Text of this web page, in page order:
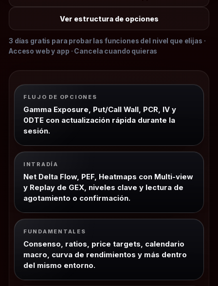
Ver estructura de opciones
3 días gratis para probar las funciones del nivel que elijas ·
Acceso web y app · Cancela cuando quieras
FLUJO DE OPCIONES
Gamma Exposure, Put/Call Wall, PCR, IV y
0DTE con actualización rápida durante la
sesión.
INTRADÍA
Net Delta Flow, PEF, Heatmaps con Multi-view
y Replay de GEX, niveles clave y lectura de
agotamiento o confirmación.
FUNDAMENTALES
Consenso, ratios, price targets, calendario
macro, curva de rendimientos y más dentro
del mismo entorno.